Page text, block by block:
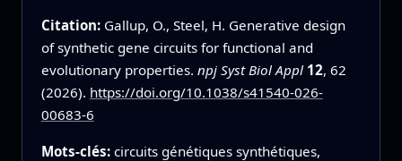
Citation: Gallup, O., Steel, H. Generative design
of synthetic gene circuits for functional and
evolutionary properties. npj Syst Biol Appl 12, 62
(2026). https://doi.org/10.1038/s41540-026-
00683-6
Mots-clés: circuits génétiques synthétiques,